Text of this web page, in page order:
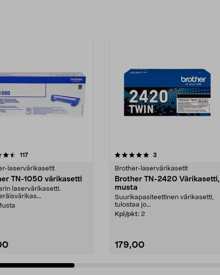
117arvostelut
laservärikasetit
TN-1050 värikasetti
laservärikasetti.
5.0 viidestä
3
Brother-laservärikasetit
Brother TN-2420 Värikasetti,
musta
Suurikapasiteettinen värikasetti,
tulostaa jo...
Kpl/pkt: 2
179,00
4.0 viidestä